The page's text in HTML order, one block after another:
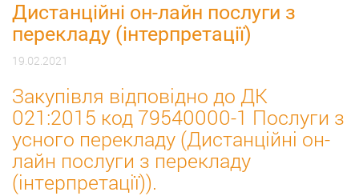
Дистанційні он-лайн послуги з
перекладу (інтерпретації)
19.02.2021
Закупівля відповідно до ДК
021:2015 код 79540000-1 Послуги з
усного перекладу (Дистанційні он-
лайн послуги з перекладу
(інтерпретації)).